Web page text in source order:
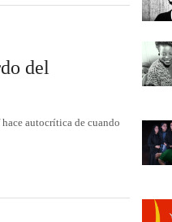
del
autocrítica de cuando